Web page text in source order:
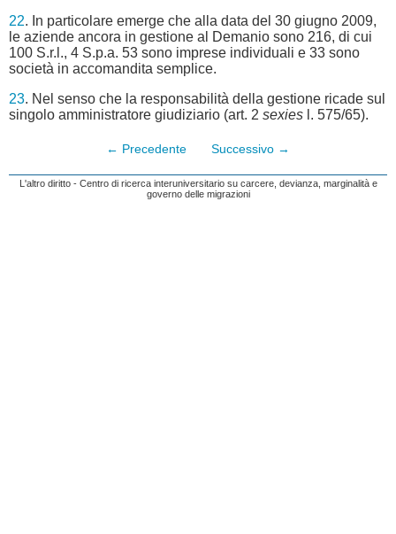
22. In particolare emerge che alla data del 30 giugno 2009,
le aziende ancora in gestione al Demanio sono 216, di cui
100 S.r.l., 4 S.p.a. 53 sono imprese individuali e 33 sono
società in accomandita semplice.
23. Nel senso che la responsabilità della gestione ricade sul
singolo amministratore giudiziario (art. 2 sexies l. 575/65).
← Precedente Successivo →
L'altro diritto - Centro di ricerca interuniversitario su carcere, devianza, marginalità e
governo delle migrazioni